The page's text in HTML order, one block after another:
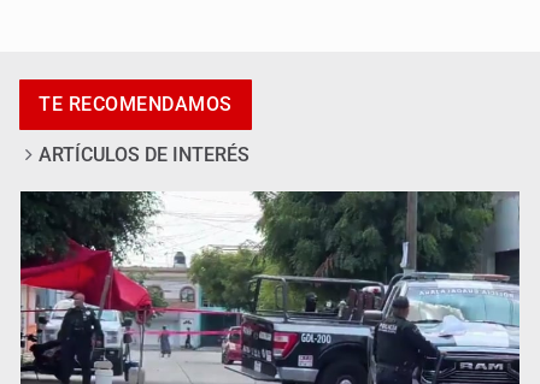
Asesinan a tres luego de dos ataques armados
TE RECOMENDAMOS
ARTÍCULOS DE INTERÉS